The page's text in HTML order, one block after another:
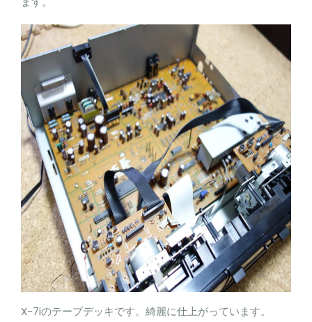
X-7iのテープデッキです。綺麗に仕上がっています。